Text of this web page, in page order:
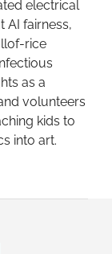
electrical
AI fairness,
rice
as a
volunteers
kids to
into art.